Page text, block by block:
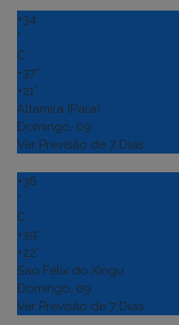
+34
°
C
+37°
+21°
Altamira (Para)
Domingo, 09
Ver Previsão de 7 Dias
+36
°
C
+39°
+22°
Sao Felix do Xingu
Domingo, 09
Ver Previsão de 7 Dias